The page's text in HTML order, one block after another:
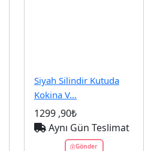
Siyah Silindir Kutuda
Kokina V...
1299 ,90₺
Aynı Gün Teslimat
Gönder